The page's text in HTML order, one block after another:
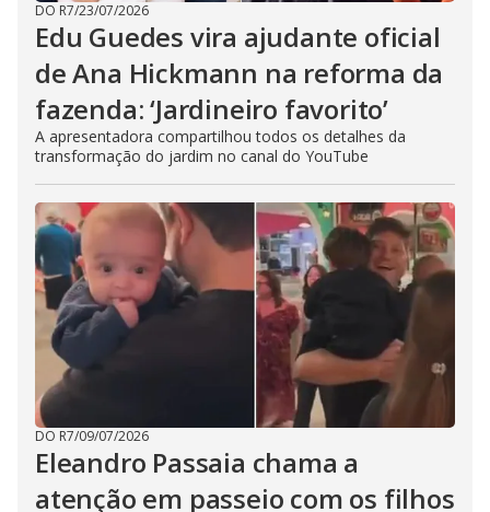
DO R7/23/07/2026
Edu Guedes vira ajudante oficial
de Ana Hickmann na reforma da
fazenda: ‘Jardineiro favorito’
A apresentadora compartilhou todos os detalhes da
transformação do jardim no canal do YouTube
DO R7/09/07/2026
Eleandro Passaia chama a
atenção em passeio com os filhos